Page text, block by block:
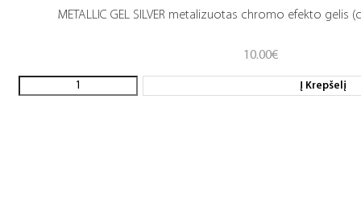
METALLIC GEL SILVER metalizuotas chromo efekto gelis
10.00€
Į Krepšelį